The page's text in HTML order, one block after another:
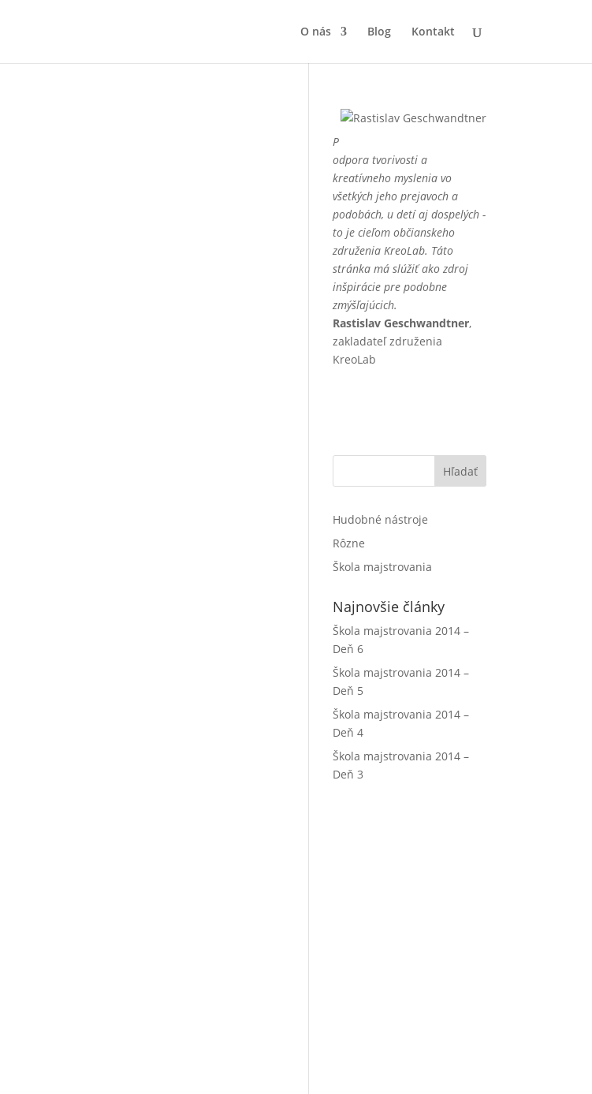
O nás Blog Kontakt
P
odpora tvorivosti a
kreatívneho myslenia vo
všetkých jeho prejavoch a
podobách, u detí aj dospelých -
to je cieľom občianskeho
združenia KreoLab. Táto
stránka má slúžiť ako zdroj
inšpirácie pre podobne
zmýšľajúcich.
Rastislav Geschwandtner,
zakladateľ združenia
KreoLab
Hľadať
Hudobné nástroje
Rôzne
Škola majstrovania
Najnovšie články
Škola majstrovania 2014 –
Deň 6
Škola majstrovania 2014 –
Deň 5
Škola majstrovania 2014 –
Deň 4
Škola majstrovania 2014 –
Deň 3